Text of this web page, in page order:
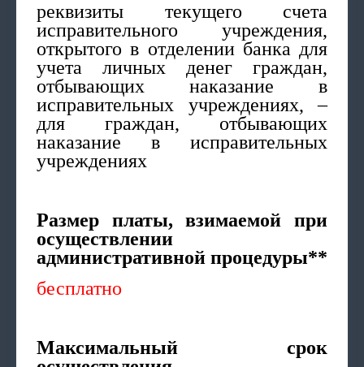
реквизиты текущего счета
исправительного учреждения,
открытого в отделении банка для
учета личных денег граждан,
отбывающих наказание в
исправительных учреждениях, –
для граждан, отбывающих
наказание в исправительных
учреждениях
Размер платы, взимаемой при
осуществлении
административной процедуры**
бесплатно
Максимальный срок